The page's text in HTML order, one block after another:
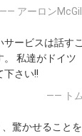
—— アーロンMcGill
サービスは話すこ
。 私達がドイツ
下さい!!
—— ト
驚かせることを